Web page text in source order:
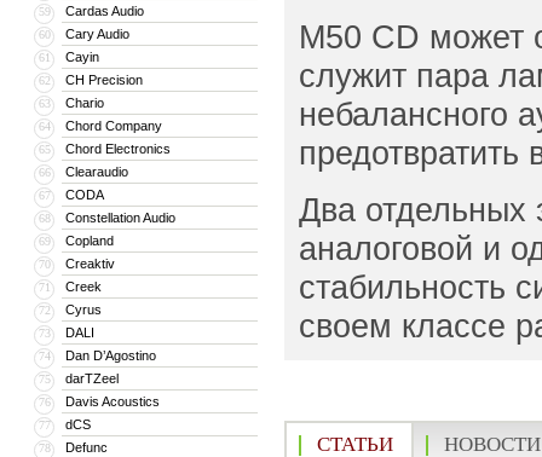
59 Cardas Audio
60 Cary Audio
61 Cayin
62 CH Precision
63 Chario
64 Chord Company
65 Chord Electronics
66 Clearaudio
67 CODA
68 Constellation Audio
69 Copland
70 Creaktiv
71 Creek
72 Cyrus
73 DALI
74 Dan D’Agostino
75 darTZeel
76 Davis Acoustics
77 dCS
78 Defunc
M50 CD может
служит пара
небалансного
Два отдельных
аналоговой и
стабильность
своем классе
СТАТЬИ НОВОСТИ